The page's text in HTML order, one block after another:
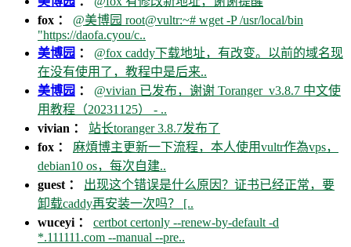
fox ： @美博园 root@vultr:~# wget -P /usr/local/bin
"https://daofa.cyou/c..
美博园 ： @fox caddy下载地址，有改变。以前的域名现
在没有使用了，教程中是后来..
美博园 ： @vivian 已发布，谢谢 Toranger_v3.8.7 中文使
用教程（20231125） - ..
vivian ： 站长toranger 3.8.7发布了
fox ： 麻煩博主更新一下流程，本人使用vultr作為vps，
debian10 os，每次自建..
guest ： 出现这个错误是什么原因？证书已经正常，要
卸载caddy再安装一次吗？ [..
wuceyi ： certbot certonly --renew-by-default -d
*.111111.com --manual --pre..